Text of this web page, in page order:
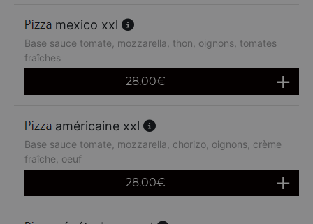
mexico xxl
Base sauce tomate, mozzarella, thon, oignons, tomates
fraîches
28.00€
américaine xxl
Base sauce tomate, mozzarella, chorizo, oignons, crème
fraîche, oeuf
28.00€